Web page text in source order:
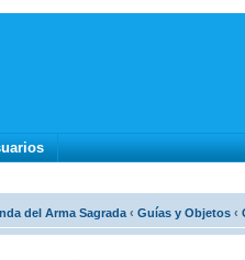
del Arma Sagrada ‹ Guí­as y Objetos ‹